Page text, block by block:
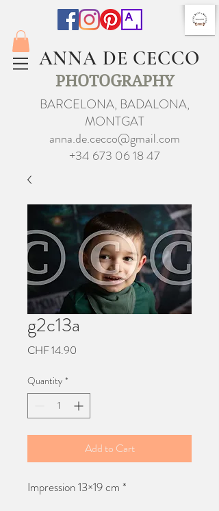
ANNA DE CECCO
PHOTOGRAPHY
BARCELONA, BADALONA,
MONTGAT
anna.de.cecco@gmail.com
+34 673 06 18 47
g2c13a
CHF 14.90
Quantity *
Add to Cart
Impression 13×19 cm *